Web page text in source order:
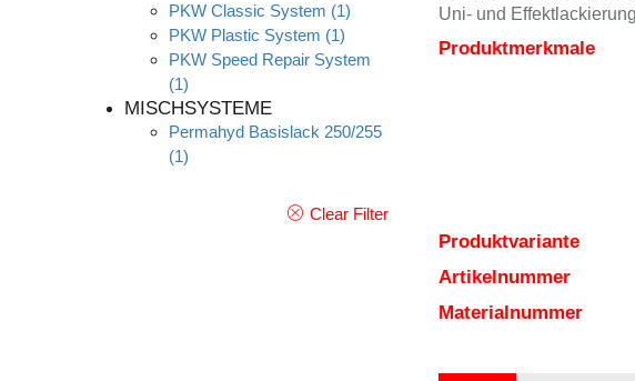
PKW Classic System (1)
PKW Plastic System (1)
PKW Speed Repair System
(1)
MISCHSYSTEME
Permahyd Basislack 250/255
(1)
Clear Filter
Uni- und
Produktmerkmale
Produktvariante
Artikelnummer
Materialnummer